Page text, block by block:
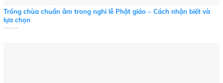
Trống chùa chuẩn âm trong nghi lễ Phật giáo – Cách nhận biết và
lựa chọn